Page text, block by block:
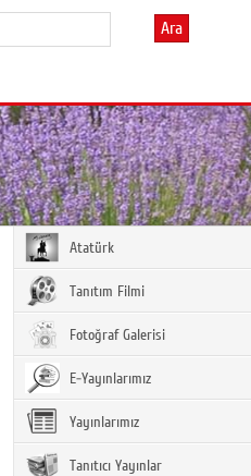
Ara
Atatürk
Tanıtım Filmi
Fotoğraf Galerisi
E-Yayınlarımız
Yayınlarımız
Tanıtıcı Yayınlar